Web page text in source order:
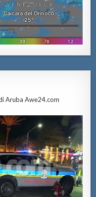
Aruba Awe24.com